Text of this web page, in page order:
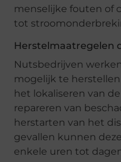
menselijke fouten of
tot
Herstelmaatregelen
Nutsbedrijven
mogelijk te
het lokaliseren van
repareren van
herstarten van het
gevallen kunnen
enkele uren tot